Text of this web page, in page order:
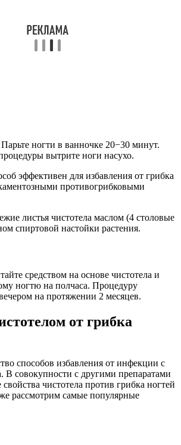
Парьте ногти в ванночке 20−30 минут.
вытрите ноги насухо.
эффективен для избавления от грибка
противогрибковыми
листья чистотела маслом (4 столовые
спиртовой настойки растения.
средством на основе чистотела и
ногтю на полчаса. Процедуру
на протяжении 2 месяцев.
от грибка
способов избавления от инфекции с
В совокупности с другими препаратами
чистотела против грибка ногтей
рассмотрим самые популярные